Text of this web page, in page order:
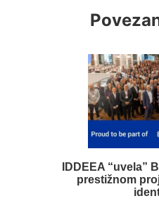
IDDEEA “uvela”
prestižnom